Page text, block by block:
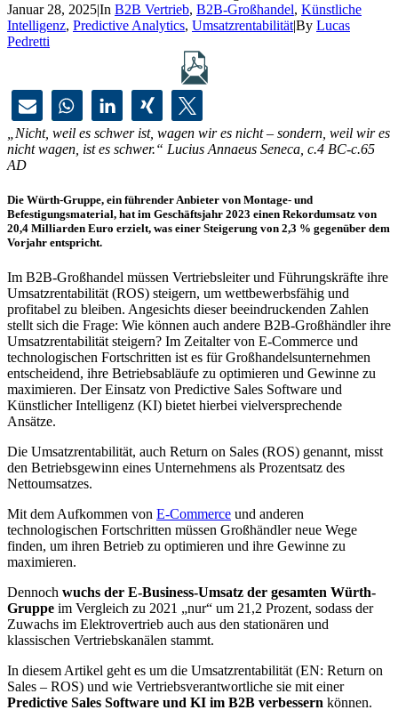
Januar 28, 2025|In B2B Vertrieb, B2B-Großhandel, Künstliche
Intelligenz, Predictive Analytics, Umsatzrentabilität|By Lucas
Pedretti
„Nicht, weil es schwer ist, wagen wir es nicht – sondern, weil wir es
nicht wagen, ist es schwer.“ Lucius Annaeus Seneca, c.4 BC-c.65
AD
Die Würth-Gruppe, ein führender Anbieter von Montage- und
Befestigungsmaterial, hat im Geschäftsjahr 2023 einen Rekordumsatz von
20,4 Milliarden Euro erzielt, was einer Steigerung von 2,3 % gegenüber dem
Vorjahr entspricht.
Im B2B-Großhandel müssen Vertriebsleiter und Führungskräfte ihre
Umsatzrentabilität (ROS) steigern, um wettbewerbsfähig und
profitabel zu bleiben. Angesichts dieser beeindruckenden Zahlen
stellt sich die Frage: Wie können auch andere B2B-Großhändler ihre
Umsatzrentabilität steigern? Im Zeitalter von E-Commerce und
technologischen Fortschritten ist es für Großhandelsunternehmen
entscheidend, ihre Betriebsabläufe zu optimieren und Gewinne zu
maximieren. Der Einsatz von Predictive Sales Software und
Künstlicher Intelligenz (KI) bietet hierbei vielversprechende
Ansätze.
Die Umsatzrentabilität, auch Return on Sales (ROS) genannt, misst
den Betriebsgewinn eines Unternehmens als Prozentsatz des
Nettoumsatzes.
Mit dem Aufkommen von E-Commerce und anderen
technologischen Fortschritten müssen Großhändler neue Wege
finden, um ihren Betrieb zu optimieren und ihre Gewinne zu
maximieren.
Dennoch wuchs der E-Business-Umsatz der gesamten Würth-
Gruppe im Vergleich zu 2021 „nur“ um 21,2 Prozent, sodass der
Zuwachs im Elektrovertrieb auch aus den stationären und
klassischen Vertriebskanälen stammt.
In diesem Artikel geht es um die Umsatzrentabilität (EN: Return on
Sales – ROS) und wie Vertriebsverantwortliche sie mit einer
Predictive Sales Software und KI im B2B verbessern können.